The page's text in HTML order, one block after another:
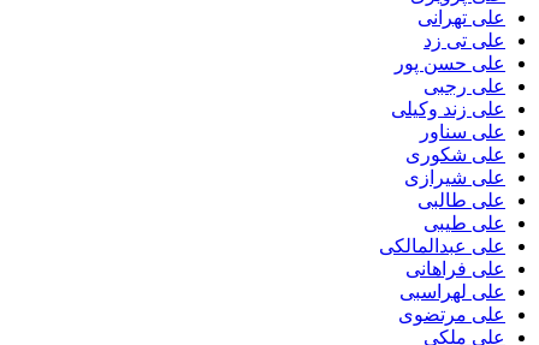
علی تهرانی
علی تی زد
علی حسن پور
علی رجبی
علی زند وکیلی
علی سناور
علی شکوری
علی شیرازی
علی طالبی
علی طیبی
علی عبدالمالکی
علی فراهانی
علی لهراسبی
علی مرتضوی
علی ملکی